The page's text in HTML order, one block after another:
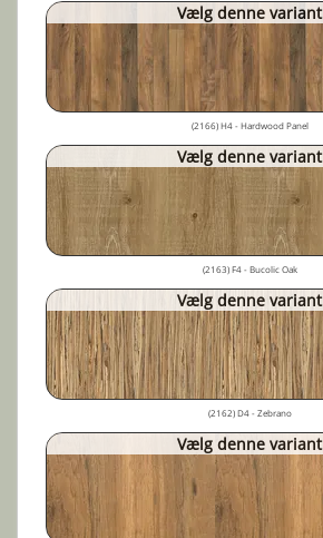
Vælg denne variant
(2166) H4 - Hardwood Panel
Vælg denne variant
(2163) F4 - Bucolic Oak
Vælg denne variant
(2162) D4 - Zebrano
Vælg denne variant